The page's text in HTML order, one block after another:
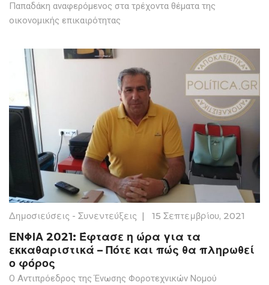
Παπαδάκη αναφερόμενος στα τρέχοντα θέματα της
οικονομικής επικαιρότητας
Δημοσιεύσεις - Συνεντεύξεις | 15 Σεπτεμβρίου, 2021
ΕΝΦΙΑ 2021: Έφτασε η ώρα για τα
εκκαθαριστικά – Πότε και πώς θα πληρωθεί
ο φόρος
Ο Αντιπρόεδρος της Ένωσης Φοροτεχνικών Νομού